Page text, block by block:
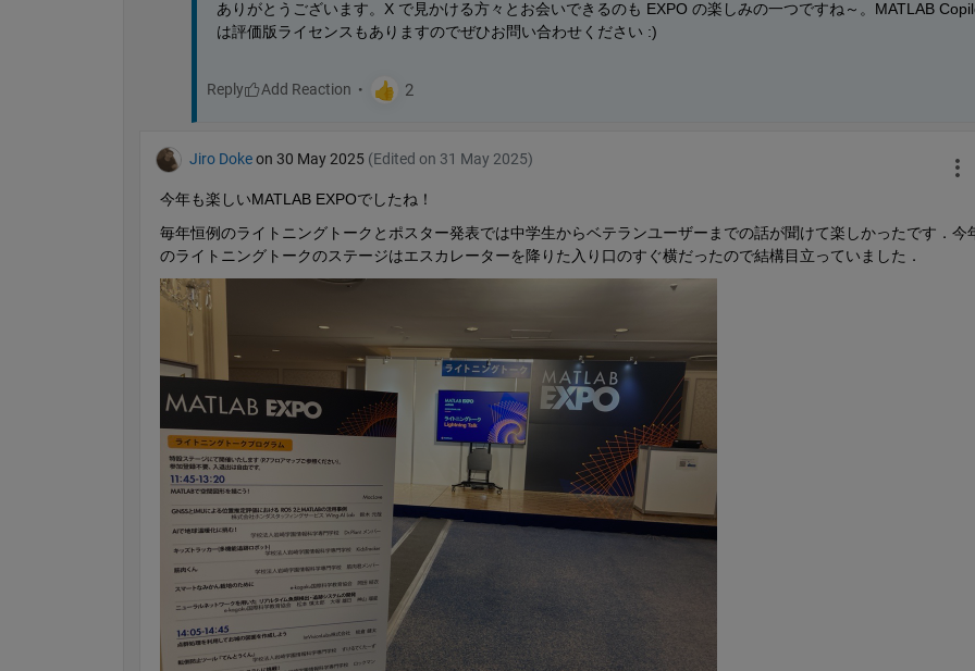
ありがとうございます。X で見かける方々とお会いできるのも EXPO の楽しみの一つですね～。MATLAB
は評価版ライセンスもありますのでぜひお問い合わせください :)
Reply
Jiro Doke on 30 May 2025 (Edited on 31 May 2025)
今年も楽しいMATLAB EXPOでしたね！
毎年恒例のライトニングトークとポスター発表では中学生からベテランユーザーまでの話が聞けて楽しかったです．今
のライトニングトークのステージはエスカレーターを降りた入り口のすぐ横だったので結構目立っていました．